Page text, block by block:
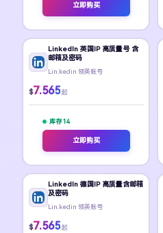
立即购买
LinkedIn 英国IP 高质量号 含
邮箱及密码
Lin.kedin 领英账号
$7.565 起
库存 14
立即购买
LinkedIn 德国IP 高质量含邮箱
及密码
Lin.kedin 领英账号
$7.565 起